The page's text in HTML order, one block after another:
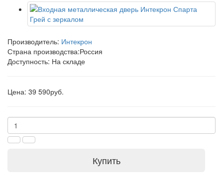
Производитель: Интекрон
Страна производства:Россия
Доступность: На складе
Цена: 39 590руб.
Купить